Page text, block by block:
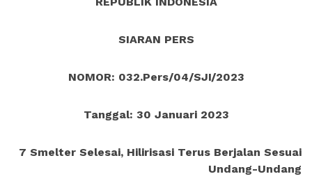
SIARAN PERS
NOMOR: 032.Pers/04/SJI/2023
Tanggal: 30 Januari 2023
7 Smelter Selesai, Hilirisasi Terus Berjalan Sesuai
Undang-Undang